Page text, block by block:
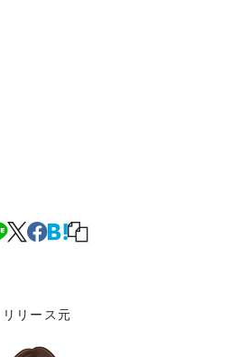
リリース元